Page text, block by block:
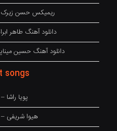
ریمیکس حسن زیرک
دانلود آهنگ طاهر
دانلود آهنگ حسین
songs
پویا راشا
هیوا شریفی –